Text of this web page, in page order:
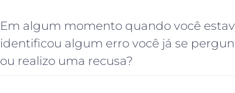
Em algum momento quando você
identificou algum erro você já se
ou realizo uma recusa?